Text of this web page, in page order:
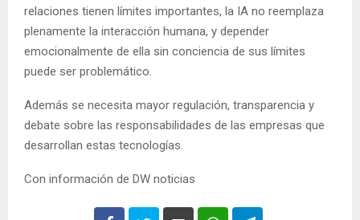
relaciones tienen límites importantes, la IA no reemplaza
plenamente la interacción humana, y depender
emocionalmente de ella sin conciencia de sus límites
puede ser problemático.
Además se necesita mayor regulación, transparencia y
debate sobre las responsabilidades de las empresas que
desarrollan estas tecnologías.
Con información de DW noticias